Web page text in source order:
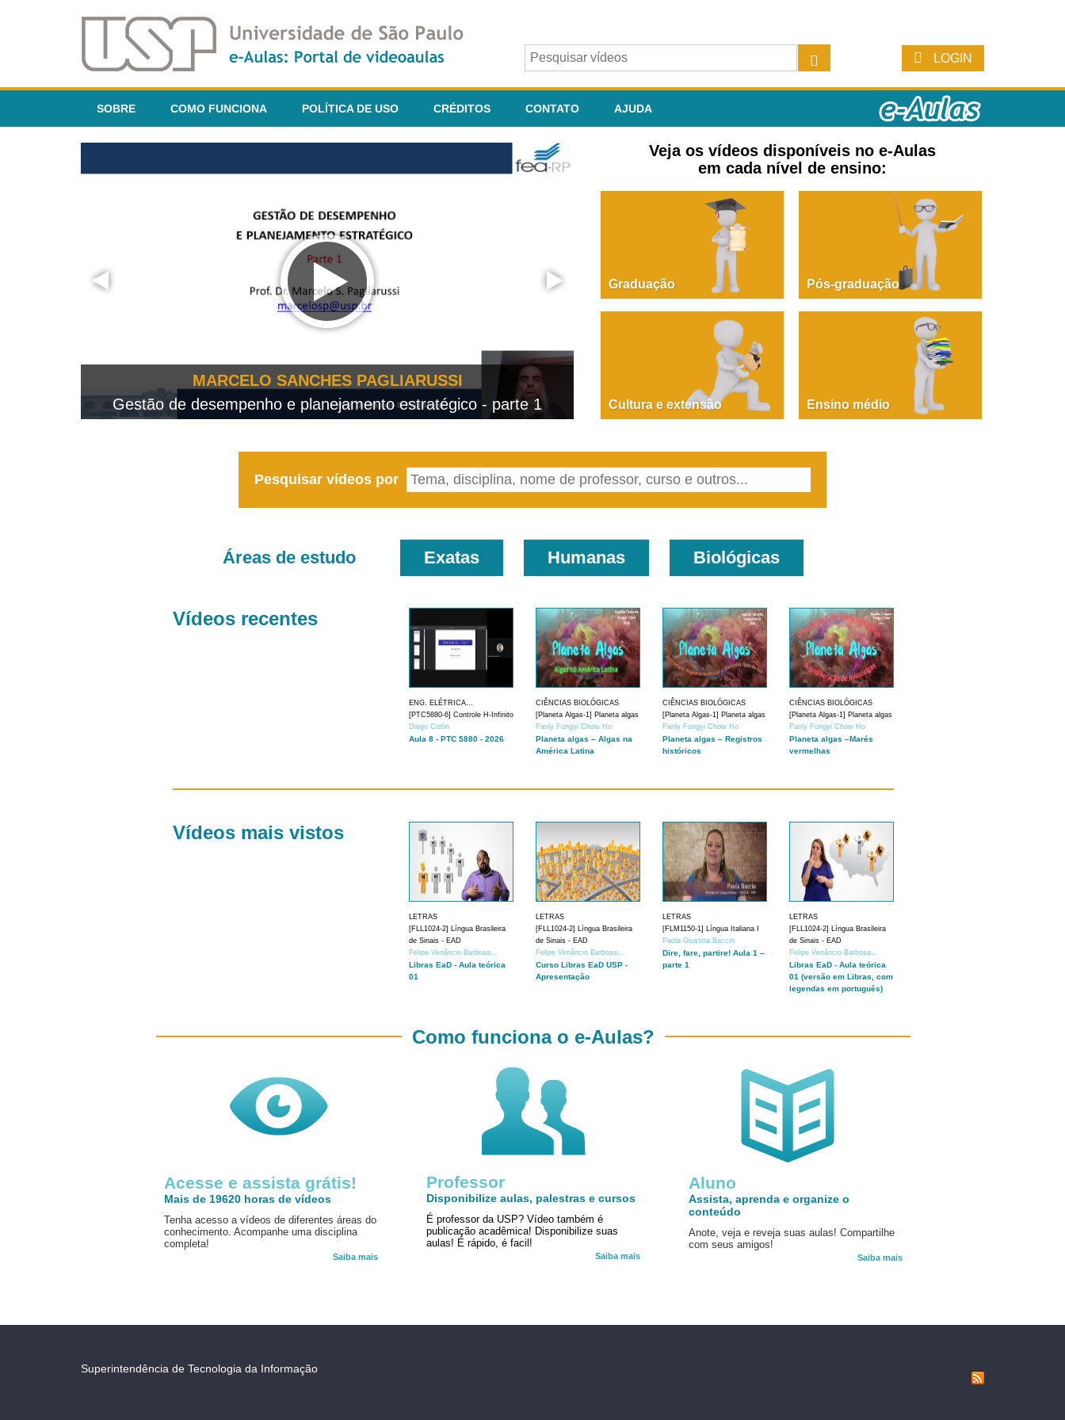
LOGIN
SOBRE COMO FUNCIONA POLÍTICA DE USO CRÉDITOS CONTATO AJUDA
MARCELO SANCHES PAGLIARUSSI
Gestão de desempenho e planejamento estratégico - parte 1
PAOLA GIUSTINA BACCIN
Dire, fare, partire! Aula 1 – parte 1
Veja os vídeos disponíveis no e-Aulas
em cada nível de ensino:
Graduação Pós-graduação
Cultura e extensão Ensino médio
Pesquisar vídeos por
Áreas de estudo Exatas Humanas Biológicas
Vídeos recentes
ENG. ELÉTRICA...
[PTC5880-6] Controle H-Infinito
Diego Colón
Aula 8 - PTC 5880 - 2026
CIÊNCIAS BIOLÓGICAS
[Planeta Algas-1] Planeta algas
Fanly Fungyi Chow Ho
Planeta algas – Algas na
América Latina
CIÊNCIAS BIOLÓGICAS
[Planeta Algas-1] Planeta algas
Fanly Fungyi Chow Ho
Planeta algas – Registros
históricos
CIÊNCIAS BIOLÓGICAS
[Planeta Algas-1] Planeta algas
Fanly Fungyi Chow Ho
Planeta algas –Marés
vermelhas
Vídeos mais vistos
LETRAS
[FLL1024-2] Língua Brasileira
de Sinais - EAD
Felipe Venâncio Barbosa...
Libras EaD - Aula teórica
01
LETRAS
[FLL1024-2] Língua Brasileira
de Sinais - EAD
Felipe Venâncio Barbosa...
Curso Libras EaD USP -
Apresentação
LETRAS
[FLM1150-1] Língua Italiana I
Paola Giustina Baccin
Dire, fare, partire! Aula 1 –
parte 1
LETRAS
[FLL1024-2] Língua Brasileira
de Sinais - EAD
Felipe Venâncio Barbosa...
Libras EaD - Aula teórica
01 (versão em Libras, com
legendas em português)
Acesse e assista grátis!
Mais de 19620 horas de vídeos
Tenha acesso a vídeos de diferentes áreas do
conhecimento. Acompanhe uma disciplina
completa!
Saiba mais
Aluno
Assista, aprenda e organize o
conteúdo
Anote, veja e reveja suas aulas! Compartilhe
com seus amigos!
Saiba mais
Como funciona o e-Aulas?
Professor
Disponibilize aulas, palestras e cursos
É professor da USP? Vídeo também é
publicação acadêmica! Disponibilize suas
aulas! É rápido, é facil!
Saiba mais
Superintendência de Tecnologia da Informação